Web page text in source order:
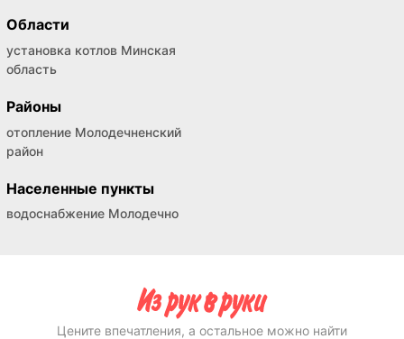
Области
установка котлов Минская
область
Районы
отопление Молодечненский
район
Населенные пункты
водоснабжение Молодечно
Цените впечатления, а остальное можно найти